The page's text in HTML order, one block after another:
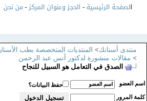
لصفحة الرئيسية-الحجز وعنوان المركز-من نحن
منتدى أسنانك>المنتديات المتخصصة بطب الأسنان
>مقالات منشورة لدكتور أنس عبد الرحمن
الصدق في التعامل هو السبيل للنجاح
اسم العضو
حفظ البيانات؟
كلمة المرور